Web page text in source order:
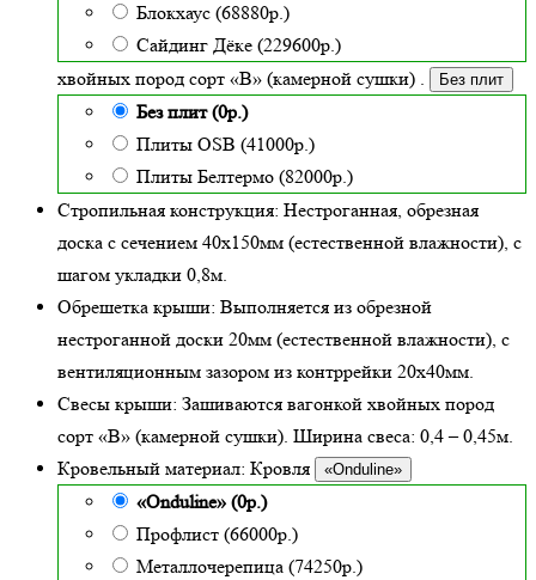
Блокхаус (68880р.)
Сайдинг Дёке (229600р.)
хвойных пород сорт «В» (камерной сушки) . Без плит
Без плит (0р.)
Плиты OSB (41000р.)
Плиты Белтермо (82000р.)
Стропильная конструкция: Нестроганная, обрезная
доска с сечением 40х150мм (естественной влажности), с
шагом укладки 0,8м.
Обрешетка крыши: Выполняется из обрезной
нестроганной доски 20мм (естественной влажности), с
вентиляционным зазором из контррейки 20х40мм.
Свесы крыши: Зашиваются вагонкой хвойных пород
сорт «В» (камерной сушки). Ширина свеса: 0,4 – 0,45м.
Кровельный материал: Кровля «Onduline»
«Onduline» (0р.)
Профлист (66000р.)
Металлочерепица (74250р.)